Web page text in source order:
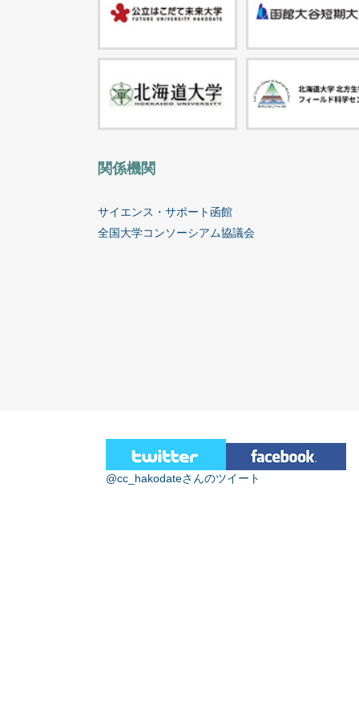
関係機関
サイエンス・サポート函館
全国大学コンソーシアム協議会
@cc_hakodateさんのツイート